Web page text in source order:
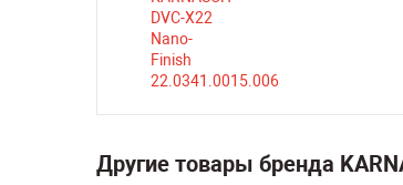
Другие товары бренда